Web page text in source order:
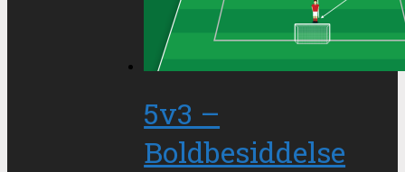
5v3 –
Boldbesiddelse